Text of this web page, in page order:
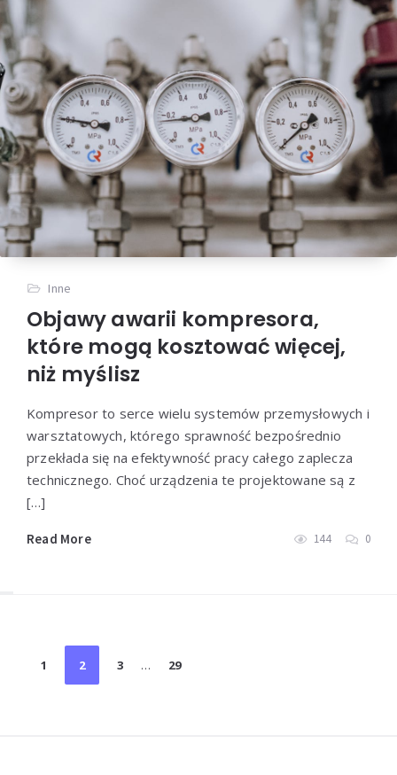
Inne
Objawy awarii kompresora,
które mogą kosztować więcej,
niż myślisz
Kompresor to serce wielu systemów przemysłowych i
warsztatowych, którego sprawność bezpośrednio
przekłada się na efektywność pracy całego zaplecza
technicznego. Choć urządzenia te projektowane są z
[…]
Read More 144 0
Stronicowanie
wpisów
1 2 3 … 29